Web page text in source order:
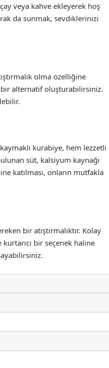
veya kahve ekleyerek hoş
da sunmak, sevdiklerinizi
olma özelliğine
bir alternatif oluşturabilirsiniz.
kurabiye, hem lezzetli
süt, kalsiyum kaynağı
katılması, onların mutfakla
bir atıştırmalıktır. Kolay
bir seçenek haline